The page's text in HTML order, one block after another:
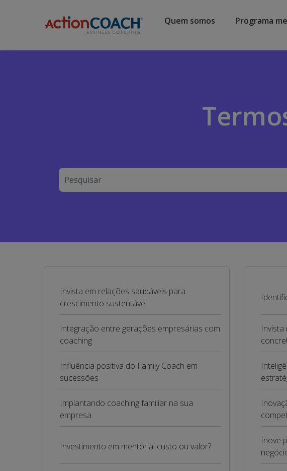
Quem somos Programa
Invista em relações saudáveis para
crescimento sustentável
Integração entre gerações empresárias com
coaching
Influência positiva do Family Coach em
sucessões
Implantando coaching familiar na sua
empresa
Investimento em mentoria: custo ou valor?
Inove